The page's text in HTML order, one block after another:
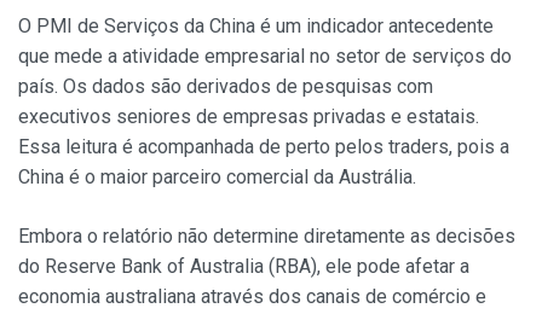
O PMI de Serviços da China é um indicador antecedente
que mede a atividade empresarial no setor de serviços do
país. Os dados são derivados de pesquisas com
executivos seniores de empresas privadas e estatais.
Essa leitura é acompanhada de perto pelos traders, pois a
China é o maior parceiro comercial da Austrália.
Embora o relatório não determine diretamente as decisões
do Reserve Bank of Australia (RBA), ele pode afetar a
economia australiana através dos canais de comércio e